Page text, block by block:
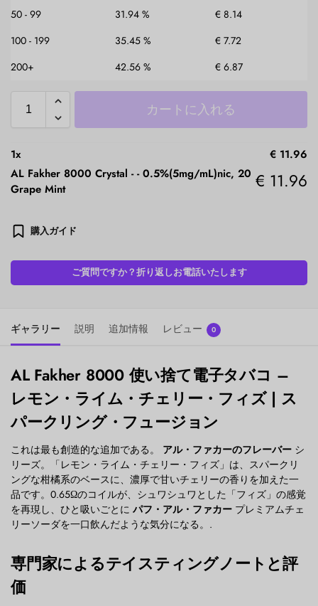
50 - 99
31.94 % € 8.14
100 - 199
35.45 % € 7.72
200+
42.56 % € 6.87
カートに入れる
1x € 11.96
AL Fakher 8000 Crystal --0.5%(5mg/mL)nic, 20
Grape Mint
€ 11.96
購入ガイド
ご質問ですか？折り返しお電話いたします
ギャラリー 説明 追加情報 レビュー 0
AL Fakher 8000 使い捨て電子タバコ –
レモン・ライム・チェリー・フィズ | ス
パークリング・フュージョン
これは最も創造的な追加である。 アル・ファカーのフレーバー シ
リーズ。「レモン・ライム・チェリー・フィズ」は、スパークリ
ングな柑橘系のベースに、濃厚で甘いチェリーの香りを加えた一
品です。0.65Ωのコイルが、シュワシュワとした「フィズ」の感覚
を再現し、ひと吸いごとに パフ・アル・ファカー プレミアムチェ
リーソーダを一口飲んだような気分になる。.
専門家によるテイスティングノートと評
価